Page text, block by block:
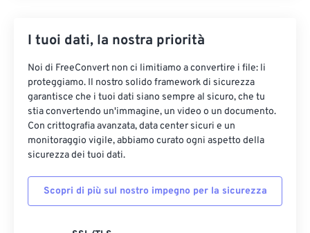
I tuoi dati, la nostra priorità
Noi di FreeConvert non ci limitiamo a convertire i file: li
proteggiamo. Il nostro solido framework di sicurezza
garantisce che i tuoi dati siano sempre al sicuro, che tu
stia convertendo un'immagine, un video o un documento.
Con crittografia avanzata, data center sicuri e un
monitoraggio vigile, abbiamo curato ogni aspetto della
sicurezza dei tuoi dati.
Scopri di più sul nostro impegno per la sicurezza